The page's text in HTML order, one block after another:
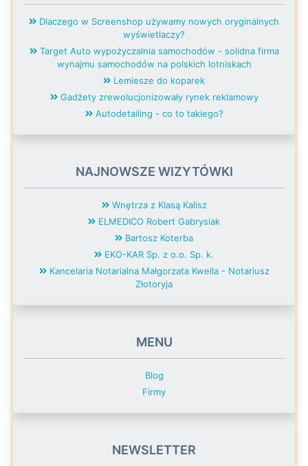
Dlaczego w Screenshop używamy nowych oryginalnych
wyświetlaczy?
Target Auto wypożyczalnia samochodów - solidna firma
wynajmu samochodów na polskich lotniskach
Lemiesze do koparek
Gadżety zrewolucjonizowały rynek reklamowy
Autodetailing - co to takiego?
NAJNOWSZE WIZYTÓWKI
Wnętrza z Klasą Kalisz
ELMEDICO Robert Gabrysiak
Bartosz Koterba
EKO-KAR Sp. z o.o. Sp. k.
Kancelaria Notarialna Małgorzata Kwella - Notariusz
Złotoryja
MENU
Blog
Firmy
NEWSLETTER